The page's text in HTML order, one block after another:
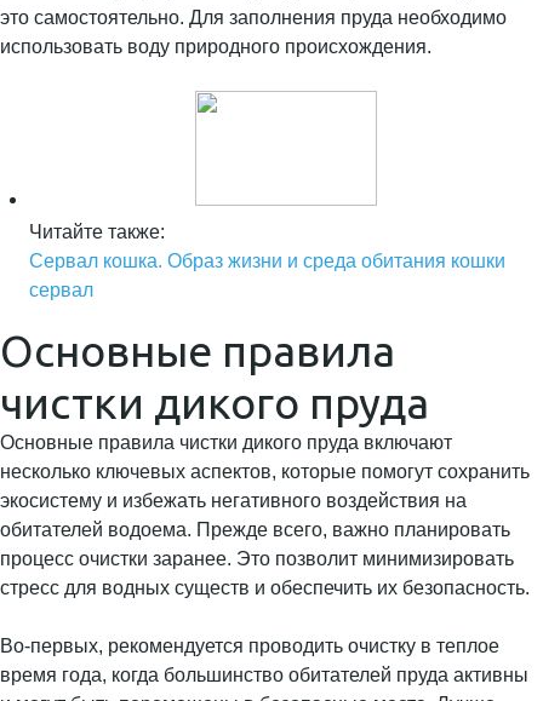
это самостоятельно. Для заполнения пруда необходимо
использовать воду природного происхождения.
Читайте также:
Сервал кошка. Образ жизни и среда обитания кошки
сервал
Основные правила
чистки дикого пруда
Основные правила чистки дикого пруда включают
несколько ключевых аспектов, которые помогут сохранить
экосистему и избежать негативного воздействия на
обитателей водоема. Прежде всего, важно планировать
процесс очистки заранее. Это позволит минимизировать
стресс для водных существ и обеспечить их безопасность.
Во-первых, рекомендуется проводить очистку в теплое
время года, когда большинство обитателей пруда активны